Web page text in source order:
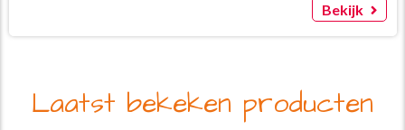
Bekijk
Laatst bekeken producten